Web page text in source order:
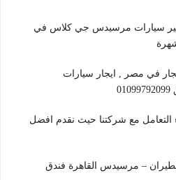
سيارات مرسيدس جي كلاس في
في مصر , ايجار سيارات
التعامل مع شركتنا حيث نقدم افضل
– مرسيدس القاهرة فندق